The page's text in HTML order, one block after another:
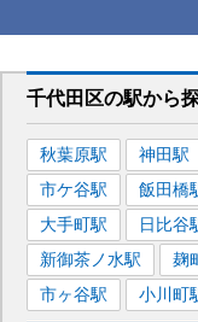
千代田区の駅から
秋葉原駅 神田駅
市ケ谷駅 飯田橋
大手町駅 日比谷
新御茶ノ水駅 麹
市ヶ谷駅 小川町